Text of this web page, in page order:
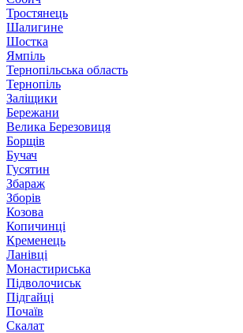
Тростянець
Шалигине
Шостка
Ямпіль
Тернопільська область
Тернопіль
Заліщики
Бережани
Велика Березовиця
Борщів
Бучач
Гусятин
Збараж
Зборів
Козова
Копичинці
Кременець
Ланівці
Монастириська
Підволочиськ
Підгайці
Почаїв
Скалат